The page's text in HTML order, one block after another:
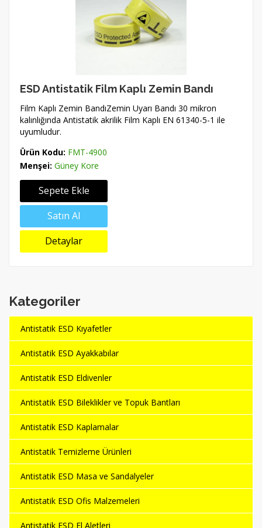
ESD Antistatik Film Kaplı Zemin Bandı
Film Kaplı Zemin BandıZemin Uyarı Bandı 30 mikron
kalınlığında Antistatik akrilik Film Kaplı EN 61340-5-1 ile
uyumludur.
Ürün Kodu: FMT-4900
Menşei: Güney Kore
Sepete Ekle
Satın Al
Detaylar
Kategoriler
Antistatik ESD Kıyafetler
Antistatik ESD Ayakkabılar
Antistatik ESD Eldivenler
Antistatik ESD Bileklikler ve Topuk Bantları
Antistatik ESD Kaplamalar
Antistatik Temizleme Ürünleri
Antistatik ESD Masa ve Sandalyeler
Antistatik ESD Ofis Malzemeleri
Antistatik ESD El Aletleri